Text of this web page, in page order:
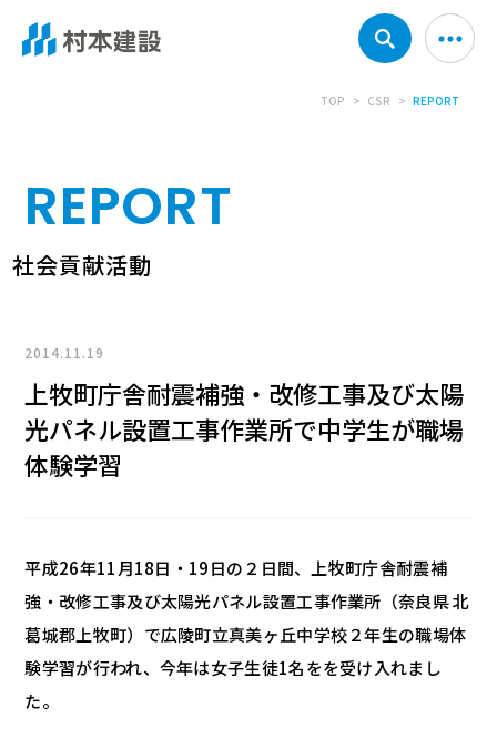
TOP CSR REPORT
REPORT
社会貢献活動
2014.11.19
上牧町庁舎耐震補強・改修工事及び太陽
光パネル設置工事作業所で中学生が職場
体験学習
平成26年11月18日・19日の２日間、上牧町庁舎耐震補
強・改修工事及び太陽光パネル設置工事作業所（奈良県 北
葛城郡上牧町）で広陵町立真美ヶ丘中学校２年生の職場体
験学習が行われ、今年は女子生徒1名をを受け入れまし
た。